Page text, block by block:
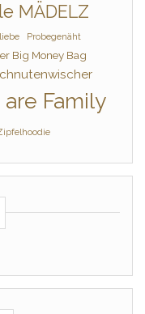
MÄDELZ
Probegenäht
Big Money Bag
Family